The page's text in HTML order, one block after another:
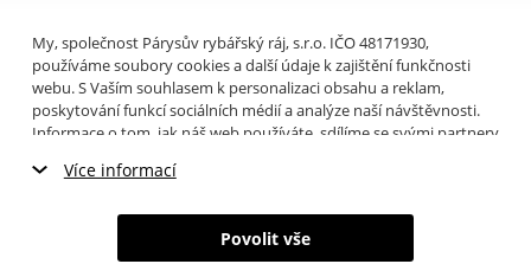
My, společnost Párysův rybářský ráj, s.r.o. IČO 48171930,
používáme soubory cookies a další údaje k zajištění funkčnosti
webu. S Vaším souhlasem k personalizaci obsahu a reklam,
poskytování funkcí sociálních médií a analýze naší návštěvnosti.
Informace o tom, jak náš web používáte, sdílíme se svými partnery
můžete přečíst, jak tyto informace Google používá. Partneři tyto
poskytli nebo které získali v důsledku toho, že používáte jejich
služby. Tyto údaje zahrnují cookies, data z dalších úložišť, IP
Více informací
Nezbytné cookies
Povolit vše